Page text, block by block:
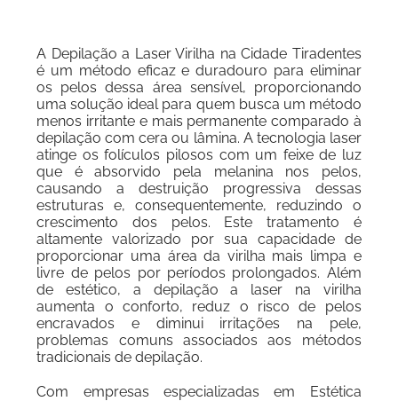
A Depilação a Laser Virilha na Cidade Tiradentes
é um método eficaz e duradouro para eliminar
os pelos dessa área sensível, proporcionando
uma solução ideal para quem busca um método
menos irritante e mais permanente comparado à
depilação com cera ou lâmina. A tecnologia laser
atinge os folículos pilosos com um feixe de luz
que é absorvido pela melanina nos pelos,
causando a destruição progressiva dessas
estruturas e, consequentemente, reduzindo o
crescimento dos pelos. Este tratamento é
altamente valorizado por sua capacidade de
proporcionar uma área da virilha mais limpa e
livre de pelos por períodos prolongados. Além
de estético, a depilação a laser na virilha
aumenta o conforto, reduz o risco de pelos
encravados e diminui irritações na pele,
problemas comuns associados aos métodos
tradicionais de depilação.
Com empresas especializadas em Estética